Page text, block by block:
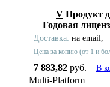
V Продукт
Годовая
Доставка: на email,
Цена за копию (от 1 и
7 883,82 руб. В
Multi-Platform